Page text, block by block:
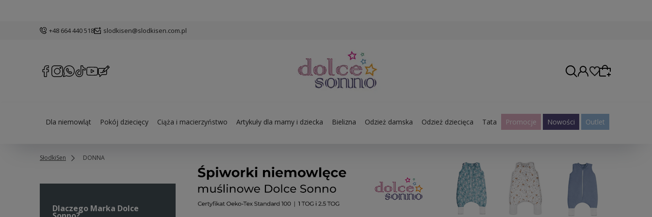
+48 664 440 518 slodkisen@slodkisen.com.pl
do listy z poprzedniej sesji.
Dla niemowląt Pokój dziecięcy Ciąża i macierzyństwo Artykuły dla mamy i dziecka Bielizna Odzież damska Odzież dziecięca Tata Promocje Nowości Outlet
SłodkiSen DONNA
Dlaczego Marka Dolce